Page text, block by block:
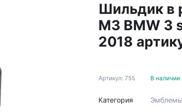
Шильдик в
M3 BMW 3
2018
Артикул: 755
Категория
В наличии
Эмблемы